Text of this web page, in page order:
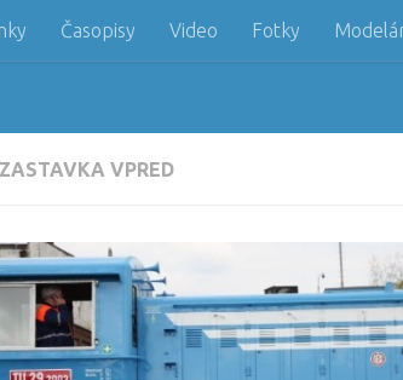
Časopisy Video Fotky
ZASTAVKA VPRED